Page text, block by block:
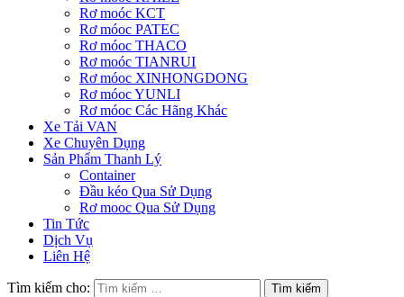
Rơ moóc KCT
Rơ móoc PATEC
Rơ móoc THACO
Rơ moóc TIANRUI
Rơ móoc XINHONGDONG
Rơ móoc YUNLI
Rơ móoc Các Hãng Khác
Xe Tải VAN
Xe Chuyên Dụng
Sản Phẩm Thanh Lý
Container
Đầu kéo Qua Sử Dụng
Rơ mooc Qua Sử Dụng
Tin Tức
Dịch Vụ
Liên Hệ
Tìm kiếm cho: